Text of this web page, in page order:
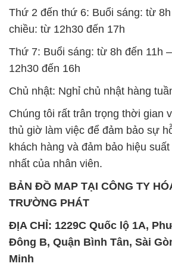
Thứ 2 đến thứ 6: Buổi sáng: từ
chiều: từ 12h30 đến 17h
Thứ 7: Buổi sáng: từ 8h đến 11h
12h30 đến 16h
Chủ nhật: Nghỉ chủ nhật hàng
Chúng tôi rất trân trọng thời gian
thủ giờ làm việc để đảm bảo sự
khách hàng và đảm bảo hiệu
nhất của nhân viên.
BẢN ĐỒ MAP TẠI CÔNG TY
TRƯỜNG PHÁT
ĐỊA CHỈ: 1229C Quốc lộ 1A,
Đông B, Quận Bình Tân, Sài
Minh